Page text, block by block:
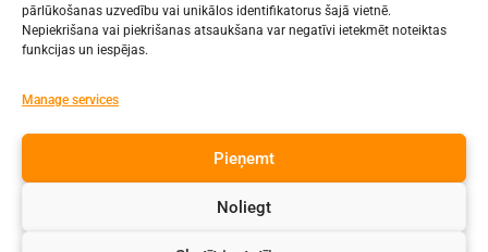
pārlūkošanas uzvedību vai unikālos identifikatorus šajā vietnē.
Nepiekrišana vai piekrišanas atsaukšana var negatīvi ietekmēt noteiktas
funkcijas un iespējas.
Manage services
Pieņemt
Noliegt
Reģ. Nr. 2713903513 (IZM)
Daugavpils valstspilsētas pašvaldība 90000077325
tālr. Direktors: 65423030,
Lietvedis: 65421923
Visas tiesības aizsargātas